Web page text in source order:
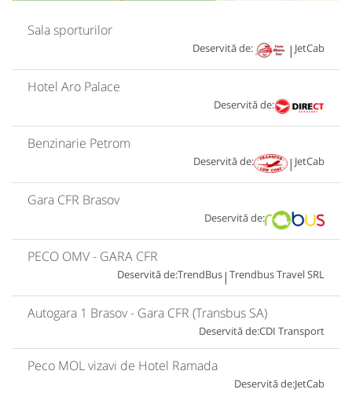
Sala sporturilor
Deservită de: |JetCab
Hotel Aro Palace
Deservită de:
Benzinarie Petrom
Deservită de: |JetCab
Gara CFR Brasov
Deservită de:
PECO OMV - GARA CFR
Deservită de:TrendBus| Trendbus Travel SRL
Autogara 1 Brasov - Gara CFR (Transbus SA)
Deservită de:CDI Transport
Peco MOL vizavi de Hotel Ramada
Deservită de:JetCab